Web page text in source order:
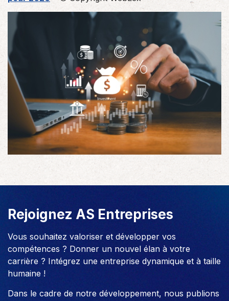
Rejoignez AS Entreprises
Vous souhaitez valoriser et développer vos
compétences ? Donner un nouvel élan à votre
carrière ? Intégrez une entreprise dynamique et à taille
humaine !
Dans le cadre de notre développement, nous publions